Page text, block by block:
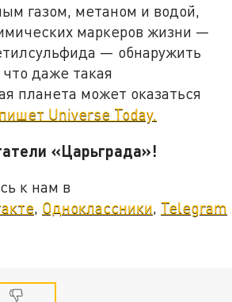
газом, метаном и водой,
маркеров жизни —
— обнаружить
даже такая
планета может оказаться
пишет Universe Today.
«Царьграда»!
к нам в
, Одноклассники, Telegram